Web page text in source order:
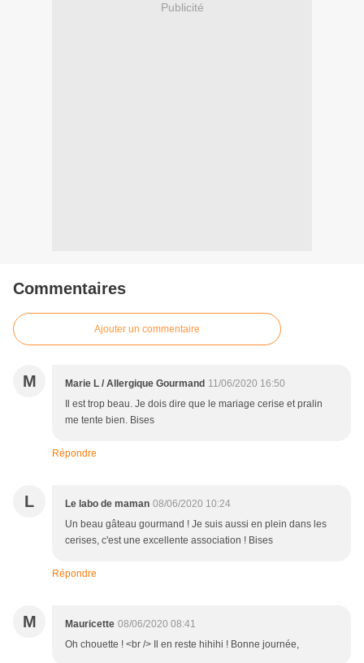
Publicité
Commentaires
Ajouter un commentaire
M Marie L / Allergique Gourmand 11/06/2020 16:50
Il est trop beau. Je dois dire que le mariage cerise et pralin
me tente bien. Bises
Répondre
L Le labo de maman 08/06/2020 10:24
Un beau gâteau gourmand ! Je suis aussi en plein dans les
cerises, c'est une excellente association ! Bises
Répondre
M Mauricette 08/06/2020 08:41
Oh chouette ! <br /> Il en reste hihihi ! Bonne journée,